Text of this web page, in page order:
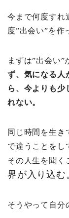
今まで何度すれ
度”出会い”を作
まずは”出会い
ず、気になる人
ら、今よりも少
れない。
同じ時間を生き
で違うことをし
その人生を聞く
界が入り込む
そうやって自分